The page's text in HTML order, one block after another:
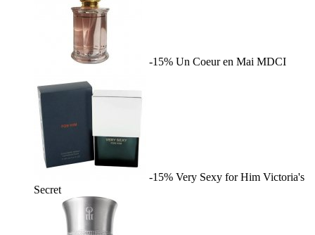
-15% Un Coeur en Mai MDCI
-15% Very Sexy for Him Victoria's
Secret